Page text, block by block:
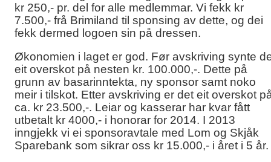
kr 250,- pr. del for alle medlemmar. Vi fekk kr
7.500,- frå Brimiland til sponsing av dette, og dei
fekk dermed logoen sin på dressen.
Økonomien i laget er god. Før avskriving synte
eit overskot på nesten kr. 100.000,-. Dette på
grunn av basarinntekta, ny sponsor samt noko
meir i tilskot. Etter avskriving er det eit overskot
ca. kr 23.500,-. Leiar og kasserar har kvar fått
utbetalt kr 4000,- i honorar for 2014. I 2013
inngjekk vi ei sponsoravtale med Lom og Skjåk
Sparebank som sikrar oss kr 15.000,- i året i 5 år.